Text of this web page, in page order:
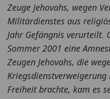
Zeuge Jehovahs, wegen
Militärdienstes aus
Jahr Gefängnis verurteilt.
Sommer 2001 eine
Zeugen Jehovahs, die
Freiheit brachte, kam es